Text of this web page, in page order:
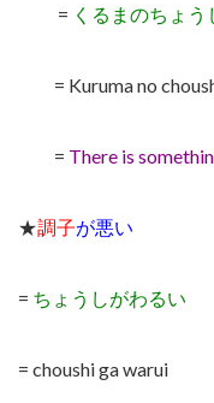
= くるまのちょう
= Kuruma no
= There is
★調子が悪い
= ちょうしがわるい
= choushi ga warui